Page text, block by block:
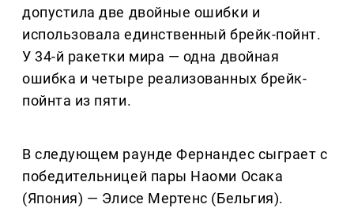
допустила две двойные ошибки и
использовала единственный брейк-пойнт.
У 34-й ракетки мира — одна двойная
ошибка и четыре реализованных брейк-
пойнта из пяти.
В следующем раунде Фернандес сыграет с
победительницей пары Наоми Осака
(Япония) — Элисе Мертенс (Бельгия).